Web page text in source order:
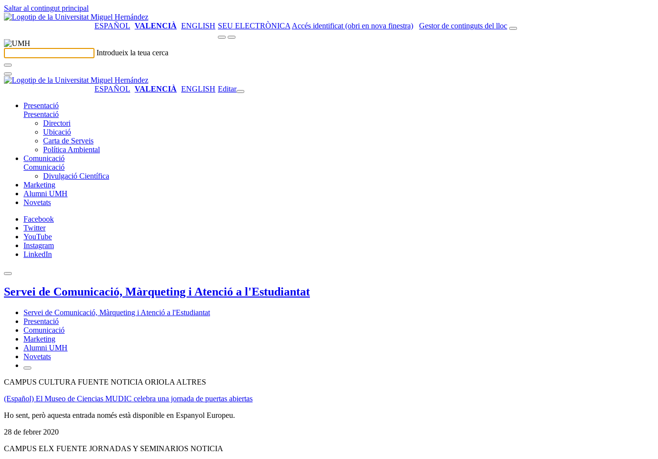
Saltar al contingut principal
ESPAÑOL VALENCIÀ ENGLISH SEU ELECTRÒNICA Accés identificat (obri en nova finestra) Gestor de continguts del lloc
Introdueix la teua cerca
ESPAÑOL VALENCIÀ ENGLISH Editar
Presentació
Presentació
Directori
Ubicació
Carta de Serveis
Política Ambiental
Comunicació
Comunicació
Divulgació Científica
Marketing
Alumni UMH
Novetats
Facebook
Twitter
YouTube
Instagram
LinkedIn
Servei de Comunicació, Màrqueting i Atenció a l'Estudiantat
Servei de Comunicació, Màrqueting i Atenció a l'Estudiantat
Presentació
Comunicació
Marketing
Alumni UMH
Novetats
CAMPUS CULTURA FUENTE NOTICIA ORIOLA ALTRES
(Español) El Museo de Ciencias MUDIC celebra una jornada de puertas abiertas
Ho sent, però aquesta entrada només està disponible en Espanyol Europeu.
28 de febrer 2020
CAMPUS ELX FUENTE JORNADAS Y SEMINARIOS NOTICIA